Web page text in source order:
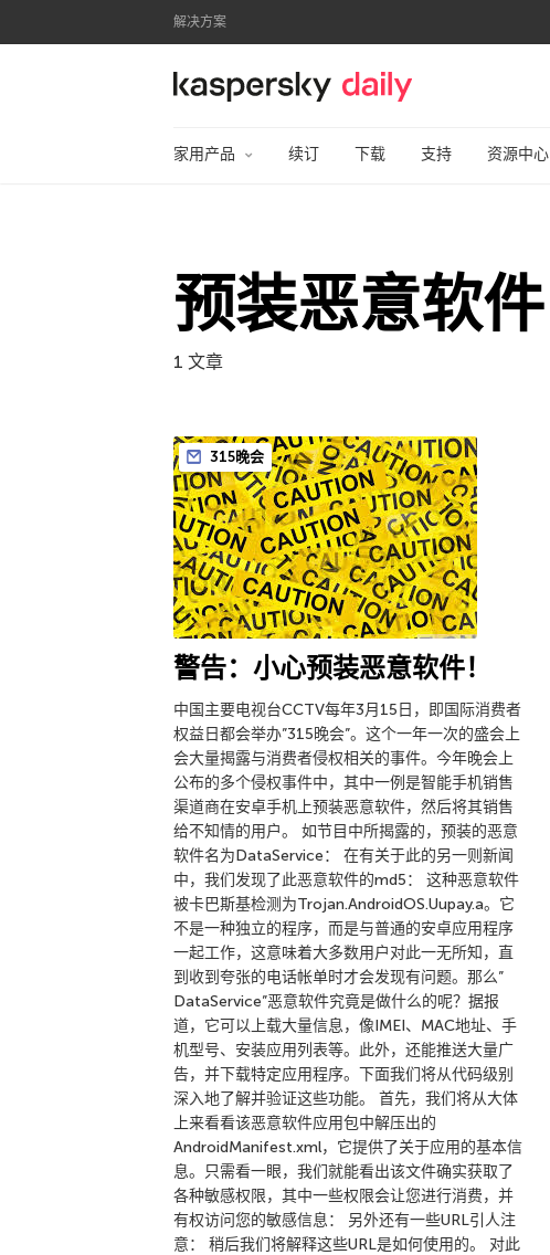
解决方案
卡巴斯基官方博客
家用产品 续订 下载 支持 资源中心
预装恶意软件
1 文章
315晚会
警告：小心预装恶意软件！
中国主要电视台CCTV每年3月15日，即国际消费者
权益日都会举办”315晚会”。这个一年一次的盛会上
会大量揭露与消费者侵权相关的事件。今年晚会上
公布的多个侵权事件中，其中一例是智能手机销售
渠道商在安卓手机上预装恶意软件，然后将其销售
给不知情的用户。 如节目中所揭露的，预装的恶意
软件名为DataService： 在有关于此的另一则新闻
中，我们发现了此恶意软件的md5： 这种恶意软件
被卡巴斯基检测为Trojan.AndroidOS.Uupay.a。它
不是一种独立的程序，而是与普通的安卓应用程序
一起工作，这意味着大多数用户对此一无所知，直
到收到夸张的电话帐单时才会发现有问题。那么”
DataService”恶意软件究竟是做什么的呢？据报
道，它可以上载大量信息，像IMEI、MAC地址、手
机型号、安装应用列表等。此外，还能推送大量广
告，并下载特定应用程序。下面我们将从代码级别
深入地了解并验证这些功能。 首先，我们将从大体
上来看看该恶意软件应用包中解压出的
AndroidManifest.xml，它提供了关于应用的基本信
息。只需看一眼，我们就能看出该文件确实获取了
各种敏感权限，其中一些权限会让您进行消费，并
有权访问您的敏感信息： 另外还有一些URL引人注
意： 稍后我们将解释这些URL是如何使用的。 对此